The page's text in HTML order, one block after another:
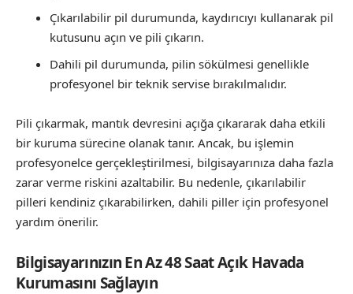
Çıkarılabilir pil durumunda, kaydırıcıyı kullanarak pil
kutusunu açın ve pili çıkarın.
Dahili pil durumunda, pilin sökülmesi genellikle
profesyonel bir teknik servise bırakılmalıdır.
Pili çıkarmak, mantık devresini açığa çıkararak daha etkili
bir kuruma sürecine olanak tanır. Ancak, bu işlemin
profesyonelce gerçekleştirilmesi, bilgisayarınıza daha fazla
zarar verme riskini azaltabilir. Bu nedenle, çıkarılabilir
pilleri kendiniz çıkarabilirken, dahili piller için profesyonel
yardım önerilir.
Bilgisayarınızın En Az 48 Saat Açık Havada
Kurumasını Sağlayın